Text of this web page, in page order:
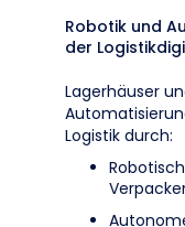
Robotik und
der
Lagerhäuser
Logistik durch: